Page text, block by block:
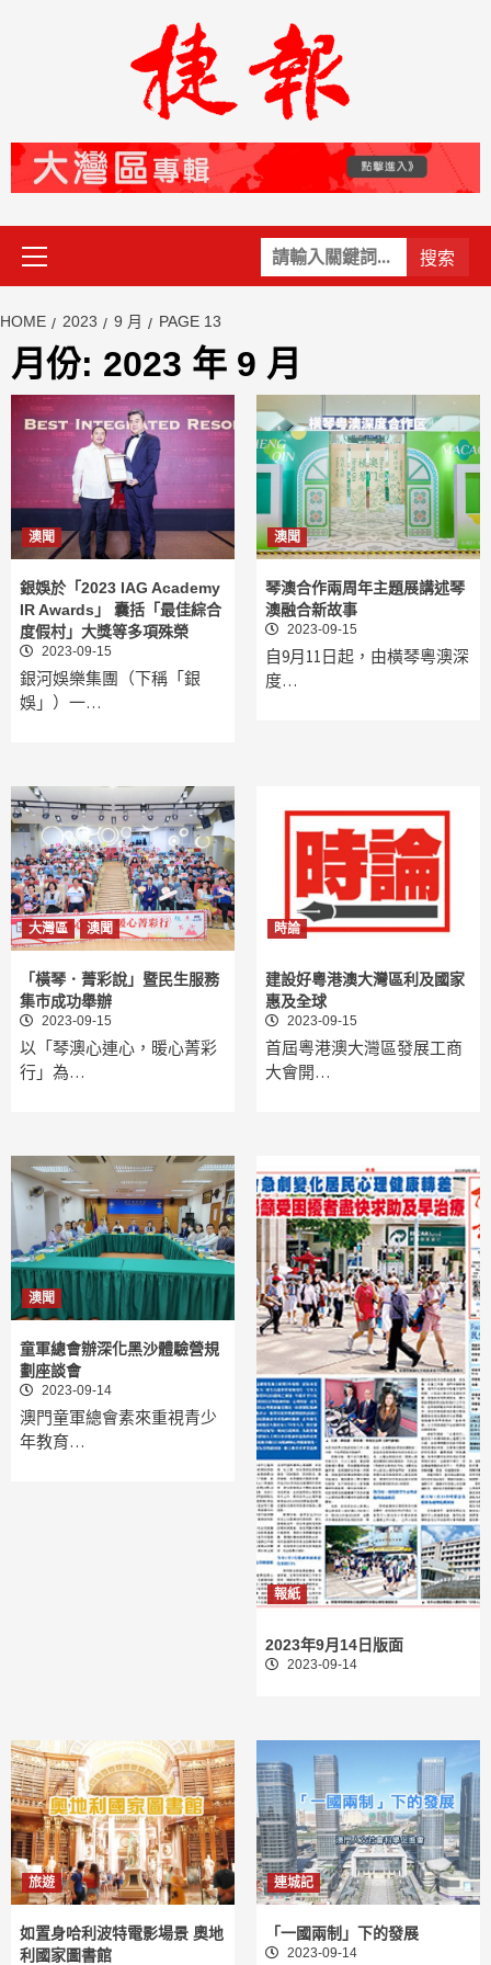
關
鍵
Primary
Menu
HOME 2023 9 月 PAGE 13
月份: 2023 年 9 月
澳聞
銀娛於「2023 IAG Academy
IR Awards」 囊括「最佳綜合
度假村」大獎等多項殊榮
2023-09-15
銀河娛樂集團（下稱「銀
娛」）一…
澳聞
琴澳合作兩周年主題展講述琴
澳融合新故事
2023-09-15
自9月11日起，由橫琴粵澳深
度…
大灣區 澳聞
「橫琴．菁彩說」暨民生服務
集市成功舉辦
2023-09-15
以「琴澳心連心，暖心菁彩
行」為…
時論
建設好粵港澳大灣區利及國家
惠及全球
2023-09-15
首屆粵港澳大灣區發展工商
大會開…
澳聞
童軍總會辦深化黑沙體驗營規
劃座談會
2023-09-14
澳門童軍總會素來重視青少
年教育…
報紙
2023年9月14日版面
2023-09-14
旅遊
如置身哈利波特電影場景 奧地
利國家圖書館
連城記
「一國兩制」下的發展
2023-09-14